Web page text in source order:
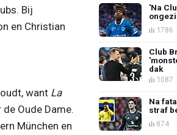
Bij
en Christian
want La
Oude Dame.
München en
'Na
1786
Club
dak
1087
Na
straf
874